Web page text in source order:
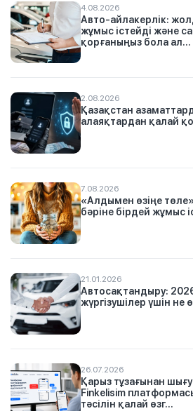
4.08.2026
Авто-айлакерлік:
жұмыс істейді және
қорғаныңыз бола ал...
2.08.2026
Қазақстан
алаяқтардан қалай
7.08.2026
«Алдымен өзіңе
бәріне бірдей жұмыс
21.01.2026
Автосақтандыру:
жүргізушілер үшін не
26.07.2026
Қарыз тұзағынан
Finkelisim
тәсілін қалай өзг...